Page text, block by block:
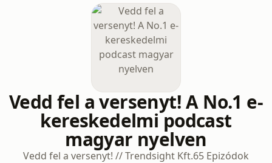
Vedd fel a versenyt! A No.1 e-
kereskedelmi podcast
magyar nyelven
Vedd fel a versenyt! // Trendsight Kft.65 Epizódok